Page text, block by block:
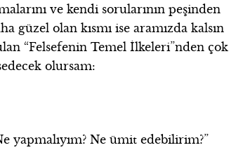
ve kendi sorularının peşinden
güzel olan kısmı ise aramızda kalsın
“Felsefenin Temel İlkeleri”nden çok
olursam:
yapmalıyım? Ne ümit edebilirim?”